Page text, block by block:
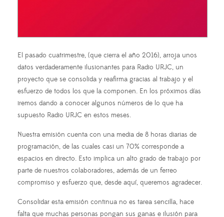
El pasado cuatrimestre, (que cierra el año 2016), arroja unos
datos verdaderamente ilusionantes para Radio URJC, un
proyecto que se consolida y reafirma gracias al trabajo y el
esfuerzo de todos los que la componen. En los próximos días
iremos dando a conocer algunos números de lo que ha
supuesto Radio URJC en estos meses.
Nuestra emisión cuenta con una media de 8 horas diarias de
programación, de las cuales casi un 70% corresponde a
espacios en directo. Esto implica un alto grado de trabajo por
parte de nuestros colaboradores, además de un ferreo
compromiso y esfuerzo que, desde aquí, queremos agradecer.
Consolidar esta emisión continua no es tarea sencilla, hace
falta que muchas personas pongan sus ganas e ilusión para